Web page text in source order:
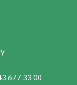
677 33 00